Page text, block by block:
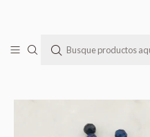
Aros tejidos a mano con delicas,